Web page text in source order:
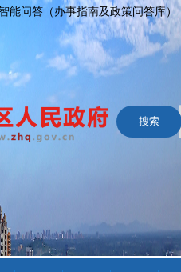
能问答（办事指南及政策问答库）